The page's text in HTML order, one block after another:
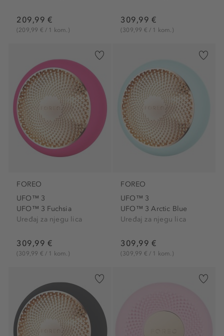
209,99 €
(209,99 € / 1 kom.)
309,99 €
(309,99 € / 1 kom.)
FOREO
UFO™ 3
UFO™ 3 Fuchsia
Uređaj za njegu lica
309,99 €
(309,99 € / 1 kom.)
FOREO
UFO™ 3
UFO™ 3 Arctic Blue
Uređaj za njegu lica
309,99 €
(309,99 € / 1 kom.)